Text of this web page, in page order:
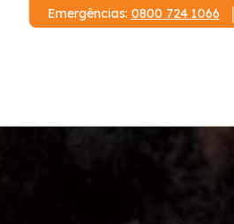
Emergências: 0800 724 1066